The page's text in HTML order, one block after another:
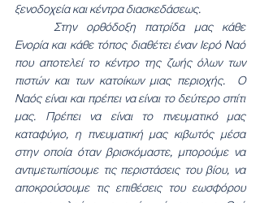
ξενοδοχεία και κέντρα διασκεδάσεως.
Ενορία και κάθε τόπος διαθέτει έναν Ιερό Ναό
που αποτελεί το κέντρο της ζωής όλων των
πιστών και των κατοίκων μιας περιοχής.  Ο
Ναός είναι και πρέπει να είναι το δεύτερο σπίτι
μας. Πρέπει να είναι το πνευματικό μας
καταφύγιο, η πνευματική μας κιβωτός μέσα
στην οποία όταν βρισκόμαστε, μπορούμε να
αντιμετωπίσουμε τις περιστάσεις του βίου, να
αποκρούσουμε τις επιθέσεις του εωσφόρου